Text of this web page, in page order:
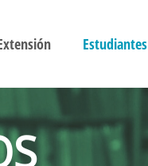
Estudiantes